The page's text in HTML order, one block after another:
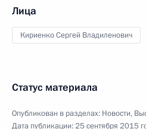
Лица
Кириенко Сергей Владиленович
Статус материала
Опубликован в разделах: Новости,
Дата публикации:25 сентября 2015